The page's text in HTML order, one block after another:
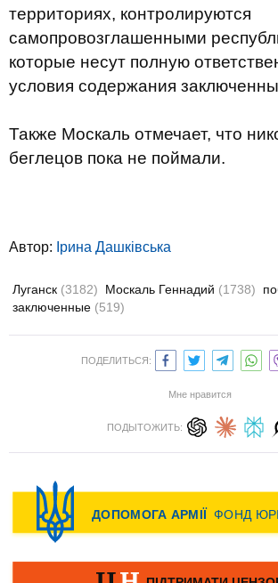
территориях, контролируются
самопровозглашенными
которые несут полную
условия содержания
Также Москаль отмечает, что
беглецов пока не поймали.
Автор: Ірина Дашківська
Луганск (3182) Москаль Геннадий (1738)
заключенные (519)
ПОДЕЛИТЬСЯ:
Мне нравится
ПОДЫТОЖИТЬ: